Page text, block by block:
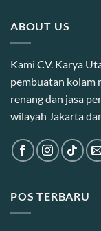
ABOUT US
Kami CV. Karya
pembuatan kolam
renang dan jasa
wilayah Jakarta
POS TERBARU